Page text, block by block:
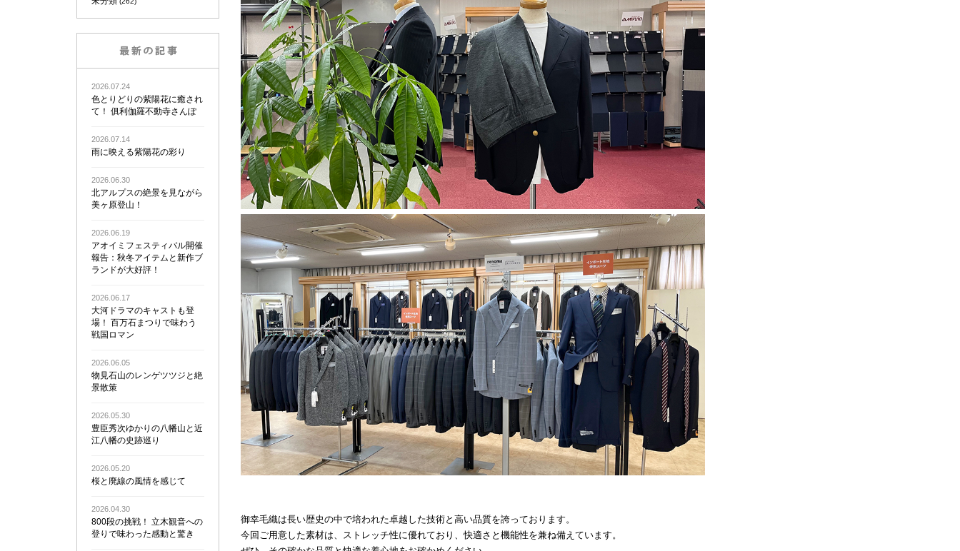
2026.07.24
色とりどりの紫陽花に癒され
て！ 俱利伽羅不動寺さんぽ
2026.07.14
雨に映える紫陽花の彩り
2026.06.30
北アルプスの絶景を見ながら
美ヶ原登山！
2026.06.19
アオイミフェスティバル開催
報告：秋冬アイテムと新作ブ
ランドが大好評！
2026.06.17
大河ドラマのキャストも登
場！ 百万石まつりで味わう
戦国ロマン
2026.06.05
物見石山のレンゲツツジと絶
景散策
2026.05.30
豊臣秀次ゆかりの八幡山と近
江八幡の史跡巡り
2026.05.20
桜と廃線の風情を感じて
2026.04.30
800段の挑戦！ 立木観音への
登りで味わった感動と驚き
御幸毛織は長い歴史の中で培われた卓越した技術と高い品質を誇っております。
今回ご用意した素材は、ストレッチ性に優れており、快適さと機能性を兼ね備えています。